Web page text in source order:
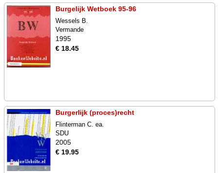
Burgelijk Wetboek 95-96
Wessels B.
Vermande
1995
€ 18.45
Burgerlijk (proces)recht
Flinterman C. ea.
SDU
2005
€ 19.95